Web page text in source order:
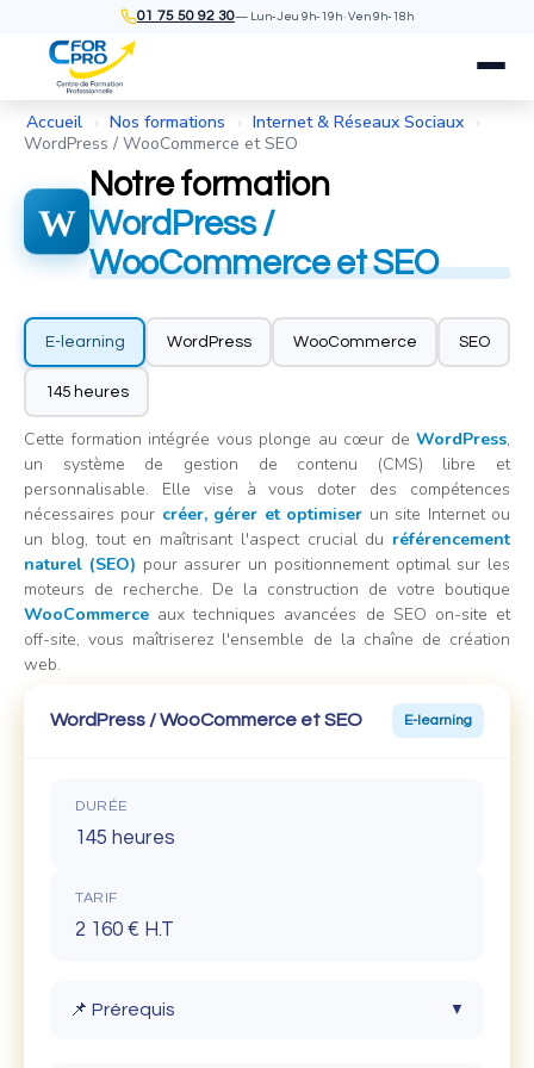
01 75 50 92 30— Lun-Jeu 9h-19h · Ven 9h-18h
Accueil › Nos formations › Internet & Réseaux Sociaux ›
WordPress / WooCommerce et SEO
Notre formation
WordPress /
WooCommerce et SEO
W
E-learning WordPress WooCommerce SEO
145 heures
Cette formation intégrée vous plonge au cœur de WordPress,
un système de gestion de contenu (CMS) libre et
personnalisable. Elle vise à vous doter des compétences
nécessaires pour créer, gérer et optimiser un site Internet ou
un blog, tout en maîtrisant l'aspect crucial du référencement
naturel (SEO) pour assurer un positionnement optimal sur les
moteurs de recherche. De la construction de votre boutique
WooCommerce aux techniques avancées de SEO on-site et
off-site, vous maîtriserez l'ensemble de la chaîne de création
web.
WordPress / WooCommerce et SEO E-learning
DURÉE
145 heures
TARIF
2 160 € H.T
📌 Prérequis ▼